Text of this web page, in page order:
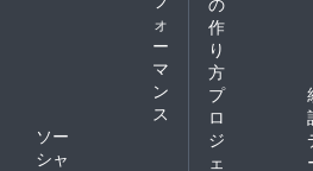
ォ
ー
マ
ン
ス
ソー
シャ
作
り
方
プ
ロ
ジ
ェ